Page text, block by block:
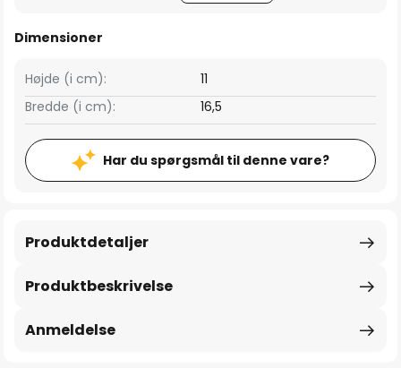
Dimensioner
Bredde (i cm): 16,5
Højde (i cm): 11
Har du spørgsmål til denne vare?
Produktbeskrivelse
Produktdetaljer
Anmeldelse